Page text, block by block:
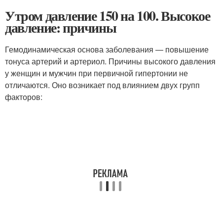
Утром давление 150 на 100. Высокое
давление: причины
Гемодинамическая основа заболевания — повышение
тонуса артерий и артериол. Причины высокого давления
у женщин и мужчин при первичной гипертонии не
отличаются. Оно возникает под влиянием двух групп
факторов: